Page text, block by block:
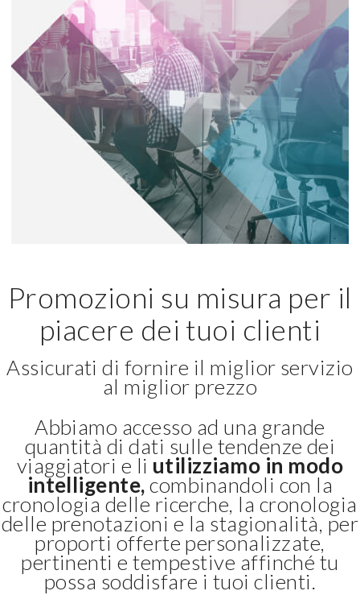
Promozioni su misura per il
piacere dei tuoi clienti
Assicurati di fornire il miglior servizio
al miglior prezzo
Abbiamo accesso ad una grande
quantità di dati sulle tendenze dei
viaggiatori e li utilizziamo in modo
intelligente,combinandoli con la
cronologia delle ricerche, la cronologia
delle prenotazioni e la stagionalità, per
proporti offerte personalizzate,
pertinenti e tempestive affinché tu
possa soddisfare i tuoi clienti.